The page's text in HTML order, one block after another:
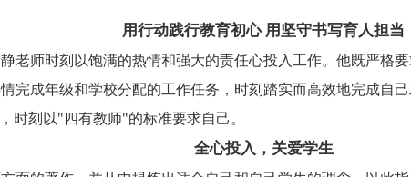
用行动践行教育初心 用坚守书写育人担当
老师时刻以饱满的热情和强大的责任心投入工作。他既严格
完成年级和学校分配的工作任务，时刻踏实而高效地完成自
时刻以"四有教师"的标准要求自己。
全心投入，关爱学生